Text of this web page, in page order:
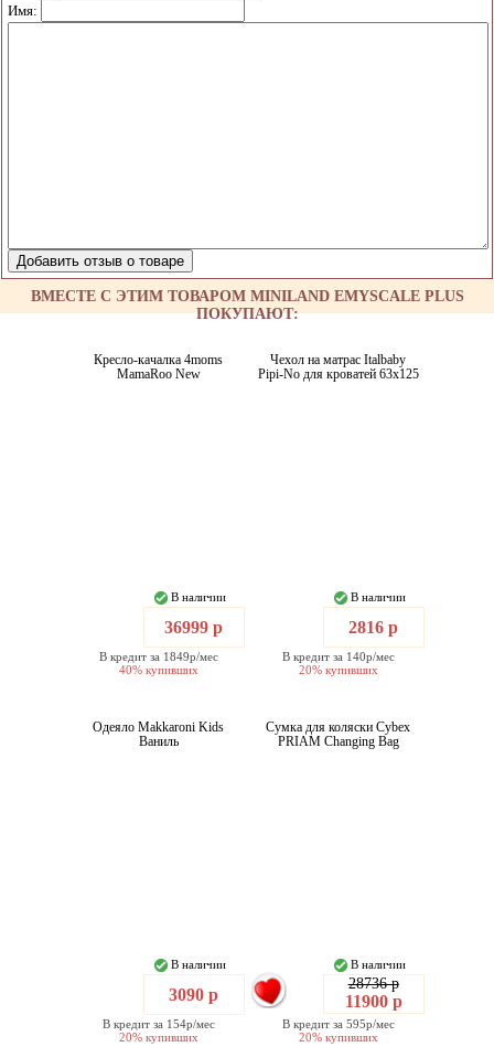
Имя:
ВМЕСТЕ С ЭТИМ ТОВАРОМ MINILAND EMYSCALE PLUS
ПОКУПАЮТ:
Кресло-качалка 4moms
MamaRoo New
В наличии
36999 р
В кредит за 1849р/мес
40% купивших
Чехол на матрас Italbaby
Pipi-No для кроватей 63x125
В наличии
2816 р
В кредит за 140р/мес
20% купивших
Одеяло Makkaroni Kids
Ваниль
В наличии
3090 р
В кредит за 154р/мес
20% купивших
Сумка для коляски Cybex
PRIAM Changing Bag
В наличии
28736 р
11900 р
В кредит за 595р/мес
20% купивших